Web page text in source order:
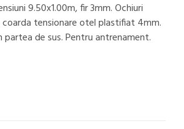
9.50x1.00m, fir 3mm. Ochiuri
tensionare otel plastifiat 4mm.
partea de sus. Pentru antrenament.